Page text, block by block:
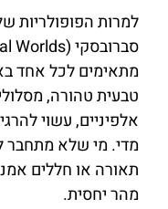
למרות הפופולריות
מתאימים לכל אחד
טבעית טהורה,
אלפיניים, עשוי
מדי. מי שלא מתחבר
תאורה או חללים
מהר יחסית.